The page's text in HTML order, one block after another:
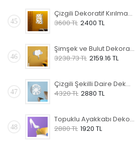
45
Çizgili Dekoratif Kırılmaz Ayna
3600 TL 2400 TL
46
Şimşek ve Bulut Dekoratif Kırılmaz Ayna
3238.73 TL 2159.16 TL
47
Çizgili Şekilli Daire Dekoratif Kırılmaz Ayna
4320 TL 2880 TL
48
Topuklu Ayakkabı Dekoratif Kırılmaz Ayna
2880 TL 1920 TL